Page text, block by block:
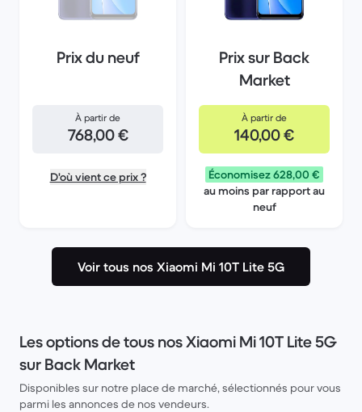
Prix du neuf
À partir de
768,00 €
D'où vient ce prix ?
Prix sur Back
Market
À partir de
140,00 €
Économisez 628,00 €
au moins par rapport au
neuf
Voir tous nos Xiaomi Mi 10T Lite 5G
Les options de tous nos Xiaomi Mi 10T Lite 5G
sur Back Market
Disponibles sur notre place de marché, sélectionnés pour vous
parmi les annonces de nos vendeurs.